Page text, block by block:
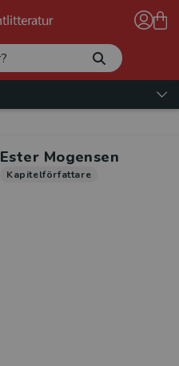
Ester Mogensen
Kapitelförfattare